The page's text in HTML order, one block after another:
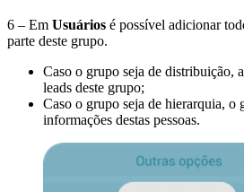
6 – Em Usuários é possível adicionar
parte deste grupo.
Caso o grupo seja de distribuição,
leads deste grupo;
Caso o grupo seja de hierarquia, o
informações destas pessoas.